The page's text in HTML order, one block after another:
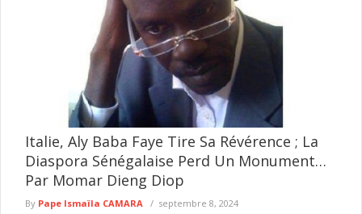
sur l’axe Saré Moussa Ndourou–Saré Mori, dans le
département de ...
lire plus
Italie, Aly Baba Faye Tire Sa Révérence ; La
Diaspora Sénégalaise Perd Un Monument…
Par Momar Dieng Diop
By Pape Ismaïla CAMARA septembre 8, 2024